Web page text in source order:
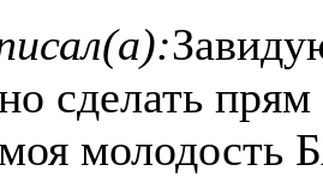
сделать прям
молодость